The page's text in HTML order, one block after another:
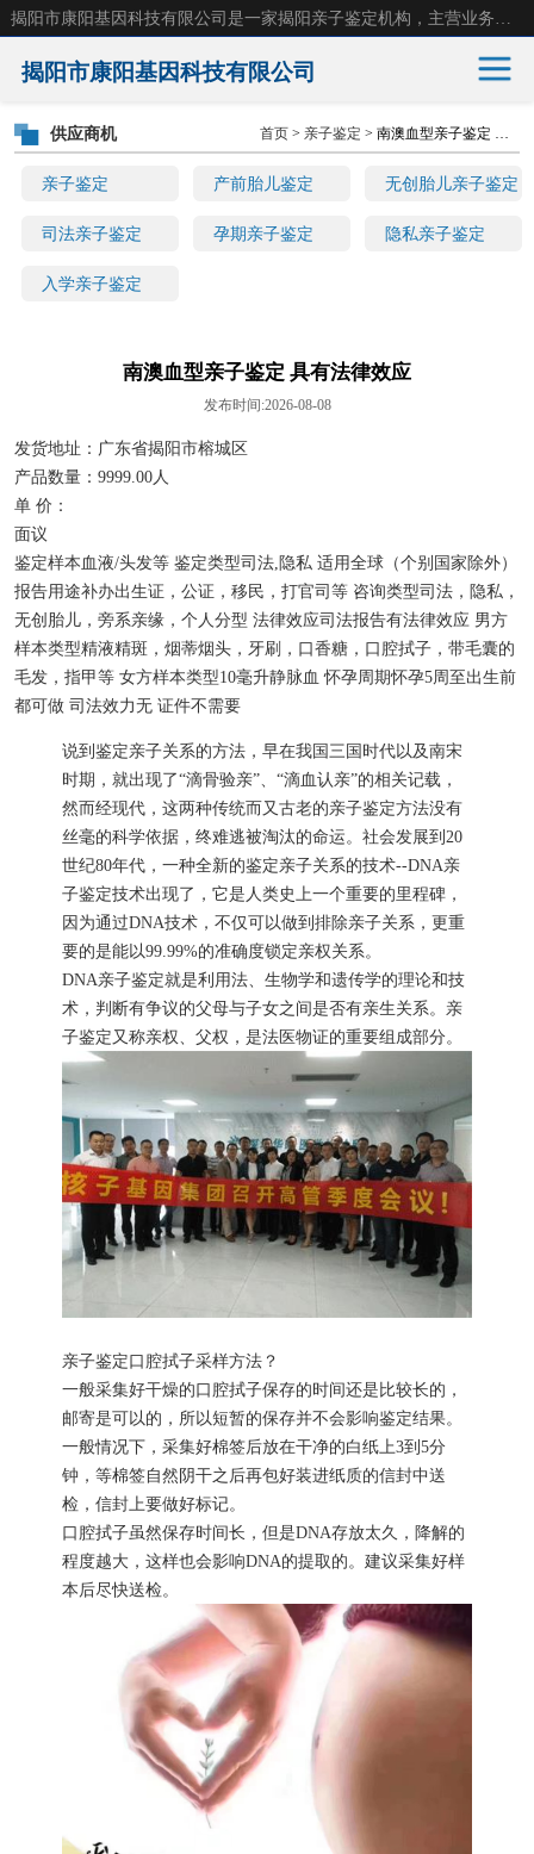
揭阳市康阳基因科技有限公司
亲子鉴定 产前胎儿鉴定 无创胎儿亲子鉴定
司法亲子鉴定 孕期亲子鉴定 隐私亲子鉴定
入学亲子鉴定
供应商机 首页 > 亲子鉴定 > 南澳血型亲子鉴定 具有法律效应
南澳血型亲子鉴定 具有法律效应
发布时间:2026-08-08
发货地址：广东省揭阳市榕城区
产品数量：9999.00人
单 价：
面议
鉴定样本血液/头发等 鉴定类型司法,隐私 适用全球（个别国家除外）
报告用途补办出生证，公证，移民，打官司等 咨询类型司法，隐私，
无创胎儿，旁系亲缘，个人分型 法律效应司法报告有法律效应 男方
样本类型精液精斑，烟蒂烟头，牙刷，口香糖，口腔拭子，带毛囊的
毛发，指甲等 女方样本类型10毫升静脉血 怀孕周期怀孕5周至出生前
都可做 司法效力无 证件不需要
说到鉴定亲子关系的方法，早在我国三国时代以及南宋
时期，就出现了“滴骨验亲”、“滴血认亲”的相关记载，
然而经现代，这两种传统而又古老的亲子鉴定方法没有
丝毫的科学依据，终难逃被淘汰的命运。社会发展到20
世纪80年代，一种全新的鉴定亲子关系的技术--DNA亲
子鉴定技术出现了，它是人类史上一个重要的里程碑，
因为通过DNA技术，不仅可以做到排除亲子关系，更重
要的是能以99.99%的准确度锁定亲权关系。
DNA亲子鉴定就是利用法、生物学和遗传学的理论和技
术，判断有争议的父母与子女之间是否有亲生关系。亲
子鉴定又称亲权、父权，是法医物证的重要组成部分。
亲子鉴定口腔拭子采样方法？
一般采集好干燥的口腔拭子保存的时间还是比较长的，
邮寄是可以的，所以短暂的保存并不会影响鉴定结果。
一般情况下，采集好棉签后放在干净的白纸上3到5分
钟，等棉签自然阴干之后再包好装进纸质的信封中送
检，信封上要做好标记。
口腔拭子虽然保存时间长，但是DNA存放太久，降解的
程度越大，这样也会影响DNA的提取的。建议采集好样
本后尽快送检。
亲子鉴定 产前胎儿鉴定
无创胎儿亲子鉴定 司法亲子鉴定
孕期亲子鉴定